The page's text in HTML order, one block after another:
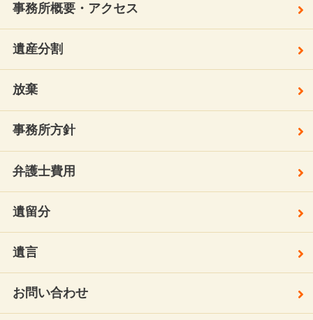
事務所概要・アクセス
遺産分割
放棄
事務所方針
弁護士費用
遺留分
遺言
お問い合わせ